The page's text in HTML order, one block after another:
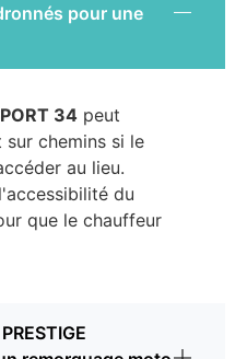
pour une
34 peut
chemins si le
au lieu.
du
que le chauffeur